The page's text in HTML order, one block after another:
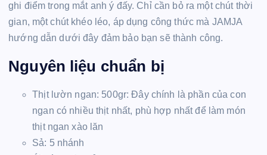
ghi điểm trong mắt anh ý đấy. Chỉ cần bỏ ra một chút thời
gian, một chút khéo léo, áp dụng công thức mà JAMJA
hướng dẫn dưới đây đảm bảo bạn sẽ thành công.
Nguyên liệu chuẩn bị
Thịt lườn ngan: 500gr: Đây chính là phần của con
ngan có nhiều thịt nhất, phù hợp nhất để làm món
thịt ngan xào lăn
Sả: 5 nhánh